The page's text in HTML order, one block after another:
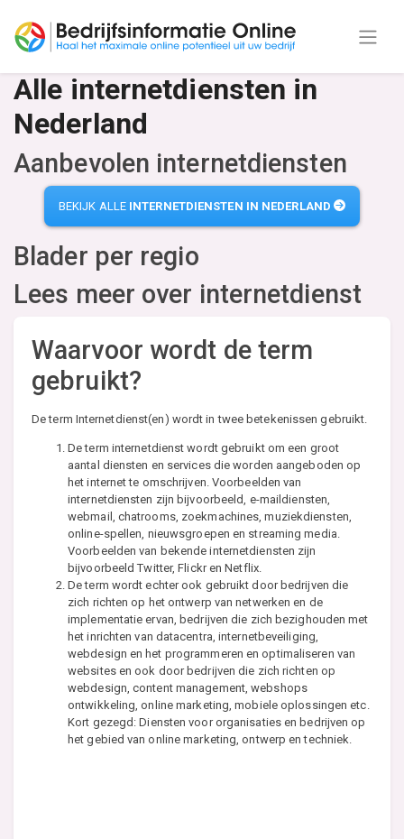
Alle internetdiensten in
Nederland
Aanbevolen internetdiensten
BEKIJK ALLE INTERNETDIENSTEN IN NEDERLAND
Blader per regio
Lees meer over internetdienst
Waarvoor wordt de term
gebruikt?
De term Internetdienst(en) wordt in twee betekenissen gebruikt.
De term internetdienst wordt gebruikt om een groot
aantal diensten en services die worden aangeboden op
het internet te omschrijven. Voorbeelden van
internetdiensten zijn bijvoorbeeld, e-maildiensten,
webmail, chatrooms, zoekmachines, muziekdiensten,
online-spellen, nieuwsgroepen en streaming media.
Voorbeelden van bekende internetdiensten zijn
bijvoorbeeld Twitter, Flickr en Netflix.
De term wordt echter ook gebruikt door bedrijven die
zich richten op het ontwerp van netwerken en de
implementatie ervan, bedrijven die zich bezighouden met
het inrichten van datacentra, internetbeveiliging,
webdesign en het programmeren en optimaliseren van
websites en ook door bedrijven die zich richten op
webdesign, content management, webshops
ontwikkeling, online marketing, mobiele oplossingen etc.
Kort gezegd: Diensten voor organisaties en bedrijven op
het gebied van online marketing, ontwerp en techniek.